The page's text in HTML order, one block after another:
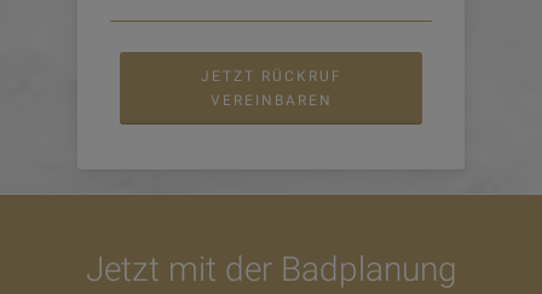
JETZT RÜCKRUF
VEREINBAREN
Jetzt mit der Badplanung